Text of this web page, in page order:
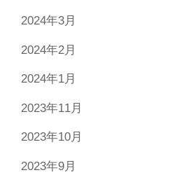
2024年3月
2024年2月
2024年1月
2023年11月
2023年10月
2023年9月